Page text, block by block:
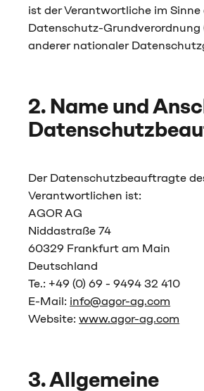
ist der Verantwortliche im Sinne
Datenschutz-Grundverordnung
anderer nationaler
2. Name und
Der Datenschutzbeauftragte
Verantwortlichen ist:
AGOR AG
Niddastraße 74
60329 Frankfurt am Main
Deutschland
Te.: +49 (0) 69 - 9494 32 410
E-Mail: info@agor-ag.com
Website:www.agor-ag.com
3. Allgemeine